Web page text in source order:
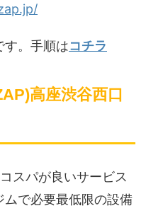
す。手順はコチラ
高座渋谷西口
スパが良いサービス
ムで必要最低限の設備